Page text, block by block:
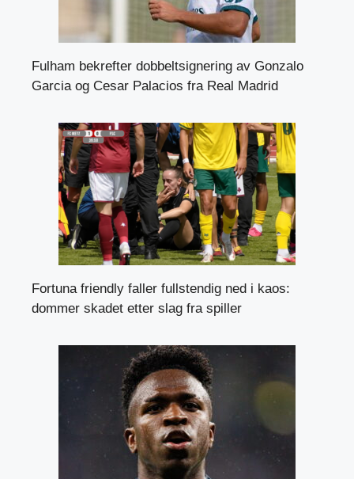
Fulham bekrefter dobbeltsignering av Gonzalo
Garcia og Cesar Palacios fra Real Madrid
Fortuna friendly faller fullstendig ned i kaos:
dommer skadet etter slag fra spiller